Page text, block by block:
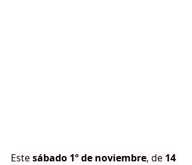
Este sábado 1º de noviembre, de 14